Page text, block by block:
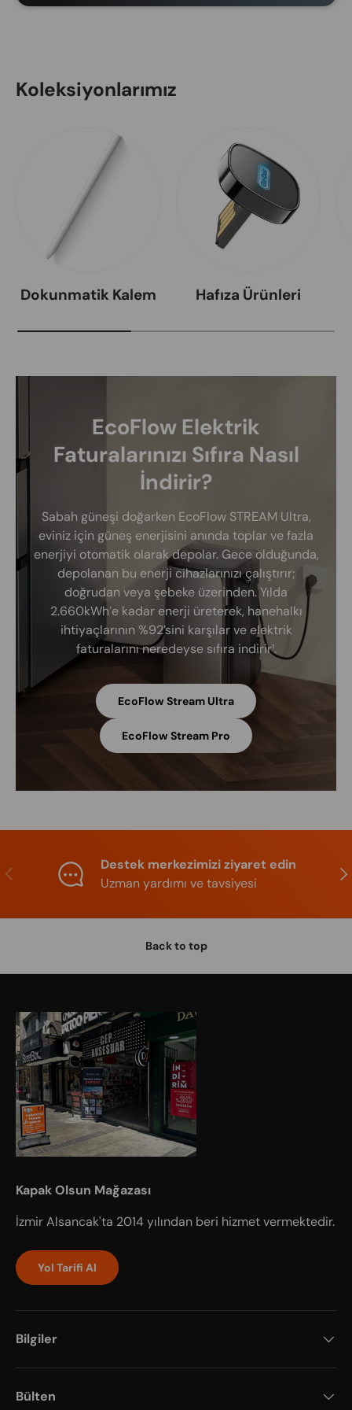
Koleksiyonlarımız
Dokunmatik Kalem Hafıza Ürünleri
EcoFlow Elektrik
Faturalarınızı Sıfıra Nasıl
İndirir?
Sabah güneşi doğarken EcoFlow STREAM Ultra,
eviniz için güneş enerjisini anında toplar ve fazla
enerjiyi otomatik olarak depolar. Gece olduğunda,
depolanan bu enerji cihazlarınızı çalıştırır;
doğrudan veya şebeke üzerinden. Yılda
2.660kWh’e kadar enerji üreterek, hanehalkı
ihtiyaçlarının %92’sini karşılar ve elektrik
faturalarını neredeyse sıfıra indirir¹.
EcoFlow Stream Ultra
EcoFlow Stream Pro
Previous
Destek merkezimizi ziyaret edin
Uzman yardımı ve tavsiyesi
Back to top
Kapak Olsun Mağazası
İzmir Alsancak'ta 2014 yılından beri hizmet vermektedir.
Yol Tarifi Al
Bilgiler
Bülten